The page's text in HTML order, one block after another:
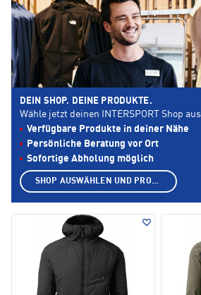
DEIN SHOP. DEINE PRODUKTE.
Wähle jetzt deinen INTERSPORT Shop
Verfügbare Produkte in deiner Nähe
Persönliche Beratung vor Ort
Sofortige Abholung möglich
SHOP AUSWÄHLEN UND PRODUKTE ANZEIGEN